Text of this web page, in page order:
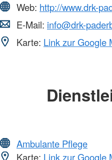
Web: http://www.drk-
E-Mail: info@drk-
Karte: Link zur Google
Ambulante Pflege
Karte: Link zur Google